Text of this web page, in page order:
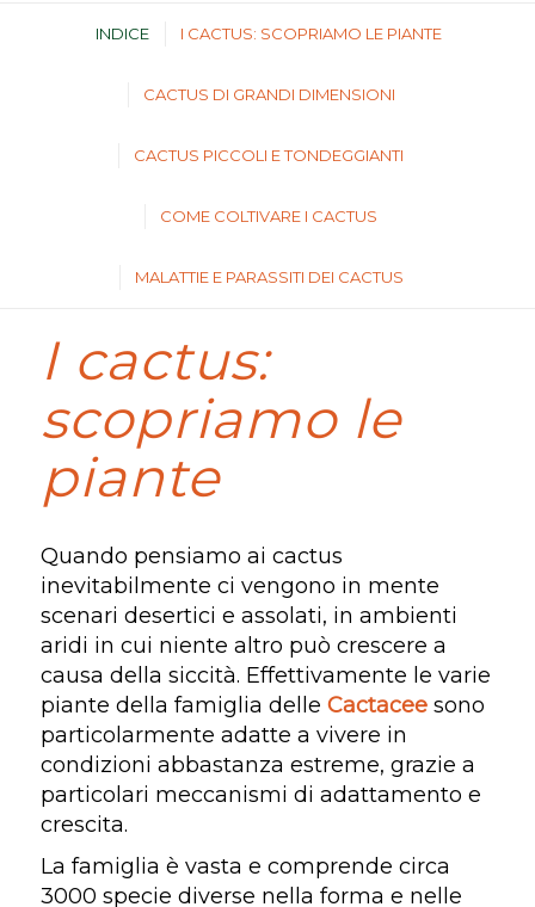
INDICE I CACTUS: SCOPRIAMO LE PIANTE
CACTUS DI GRANDI DIMENSIONI
CACTUS PICCOLI E TONDEGGIANTI
COME COLTIVARE I CACTUS
MALATTIE E PARASSITI DEI CACTUS
I cactus:
scopriamo le
piante
Quando pensiamo ai cactus
inevitabilmente ci vengono in mente
scenari desertici e assolati, in ambienti
aridi in cui niente altro può crescere a
causa della siccità. Effettivamente le varie
piante della famiglia delle Cactaceesono
particolarmente adatte a vivere in
condizioni abbastanza estreme, grazie a
particolari meccanismi di adattamento e
crescita.
La famiglia è vasta e comprende circa
3000 specie diverse nella forma e nelle